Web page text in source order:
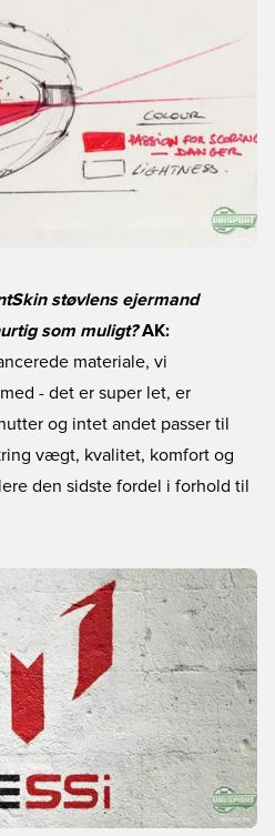
støvlens ejermand
som muligt? AK:
materiale, vi
- det er super let, er
og intet andet passer til
vægt, kvalitet, komfort og
den sidste fordel i forhold til